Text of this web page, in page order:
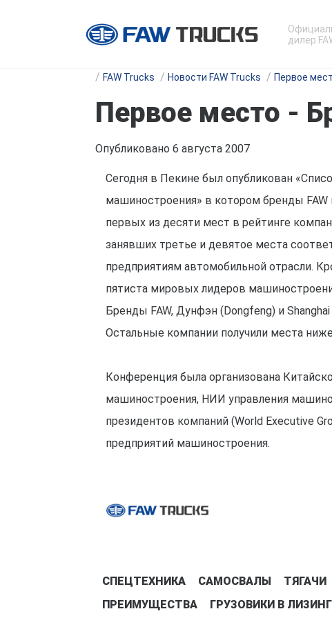
дилер
FAW Trucks Новости FAW Trucks Первое
Первое место -
Опубликовано 6 августа 2007
Сегодня в Пекине был опубликован
машиностроения» в котором бренды
первых из десяти мест в рейтинге
занявших третье и девятое места
предприятиям автомобильной отрасли.
пятиста мировых лидеров
Бренды FAW, Дунфэн (Dongfeng) и
Остальные компании получили места
Конференция была организована
машиностроения, НИИ управления
президентов компаний (World Executive
предприятий машиностроения.
СПЕЦТЕХНИКА САМОСВАЛЫ ТЯГАЧИ
ПРЕИМУЩЕСТВА
ГРУЗОВИКИ В ЛИЗИНГ